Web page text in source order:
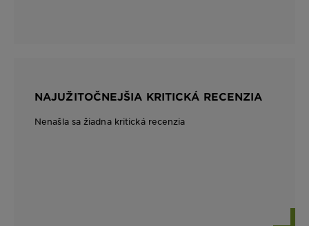
NAJUŽITOČNEJŠIA KRITICKÁ RECENZIA
Nenašla sa žiadna kritická recenzia